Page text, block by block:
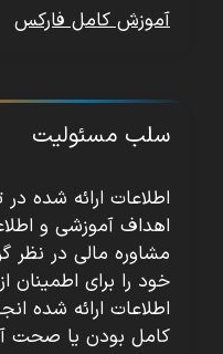
آموزش کامل فارکس
سلب مسئولیت
اطلاعات ارائه شده
اهداف آموزشی و
مشاوره مالی در نظر
خود را برای
اطلاعات ارائه شده
کامل بودن یا صحت